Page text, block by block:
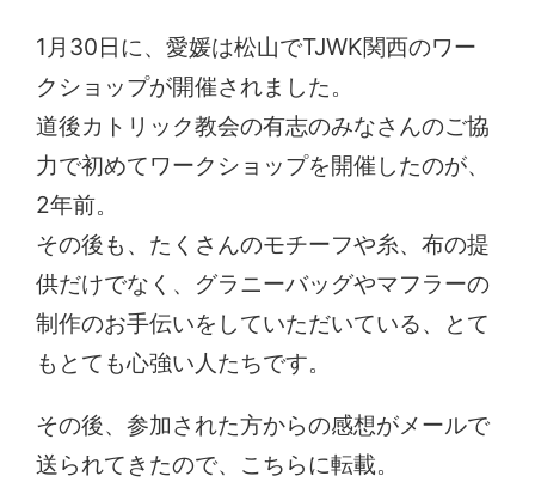
1月30日に、愛媛は松山でTJWK関西のワー
クショップが開催されました。
道後カトリック教会の有志のみなさんのご協
力で初めてワークショップを開催したのが、
2年前。
その後も、たくさんのモチーフや糸、布の提
供だけでなく、グラニーバッグやマフラーの
制作のお手伝いをしていただいている、とて
もとても心強い人たちです。
その後、参加された方からの感想がメールで
送られてきたので、こちらに転載。